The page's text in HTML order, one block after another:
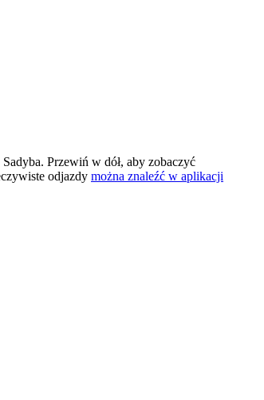
Przewiń w dół, aby zobaczyć
odjazdy można znaleźć w aplikacji